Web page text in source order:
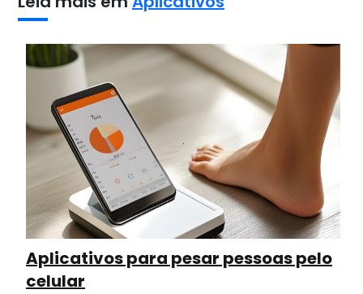
Aplicativos para pesar pessoas pelo
celular